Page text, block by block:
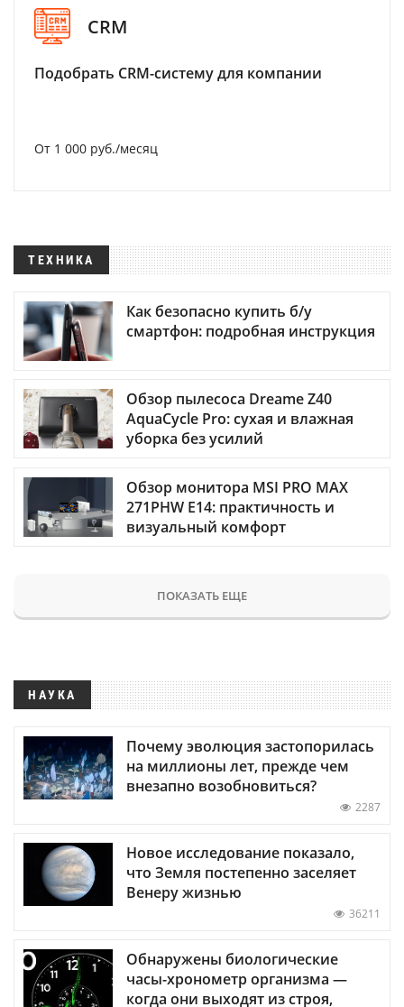
CRM
Подобрать CRM-систему для компании
От 1 000 руб./месяц
ТЕХНИКА
Как безопасно купить б/у
смартфон: подробная инструкция
Обзор пылесоса Dreame Z40
AquaCycle Pro: сухая и влажная
уборка без усилий
Обзор монитора MSI PRO MAX
271PHW E14: практичность и
визуальный комфорт
ПОКАЗАТЬ ЕЩЕ
НАУКА
Почему эволюция застопорилась
на миллионы лет, прежде чем
внезапно возобновиться?
2287
Новое исследование показало,
что Земля постепенно заселяет
Венеру жизнью
36211
Обнаружены биологические
часы-хронометр организма —
когда они выходят из строя,